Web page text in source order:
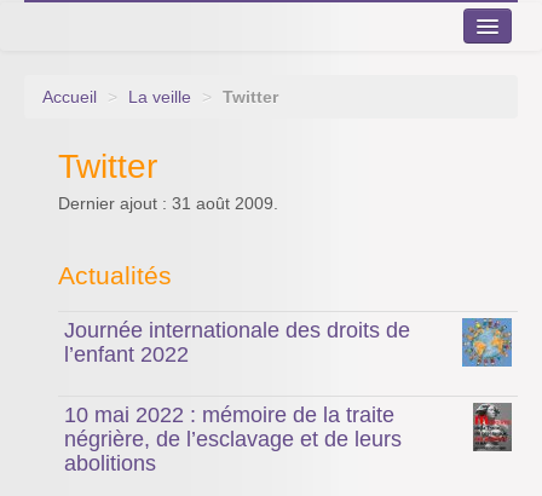
Agenda 2022-2023
Appel à contribution
Nos outils de partage
Accueil > La veille > Twitter
Twitter
Dernier ajout : 31 août 2009.
Actualités
Journée internationale des droits de
l’enfant 2022
10 mai 2022 : mémoire de la traite
négrière, de l’esclavage et de leurs
abolitions